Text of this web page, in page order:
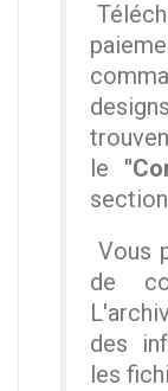
le
section
Vous
de
des
les